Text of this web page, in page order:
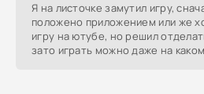
Я на листочке замутил игру,
положено приложением или же
игру на ютубе, но решил
зато играть можно даже на